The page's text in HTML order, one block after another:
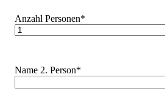
Anzahl Personen*
Name 2. Person*